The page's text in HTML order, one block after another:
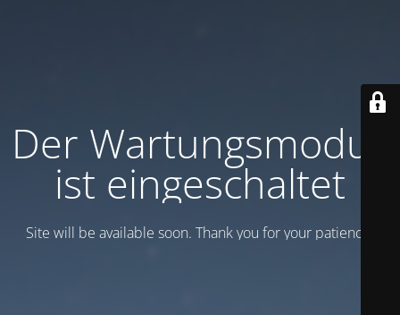
Der Wartungsmodus
ist eingeschaltet
Site will be available soon. Thank you for your patience!